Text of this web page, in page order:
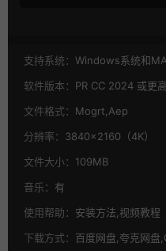
支持系统： Windows系统和
软件版本： PR CC 2024 或更
文件格式： Mogrt,Aep
分辨率： 3840×2160（4K）
文件大小： 109MB
音乐： 有
使用帮助： 安装方法,视频教程
下载方式： 百度网盘,夸克网盘